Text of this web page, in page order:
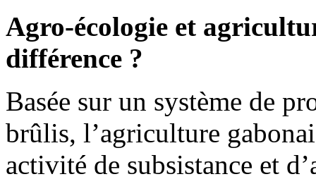
Agro-écologie et
différence ?
Basée sur un système de
brûlis, l’agriculture
activité de subsistance et